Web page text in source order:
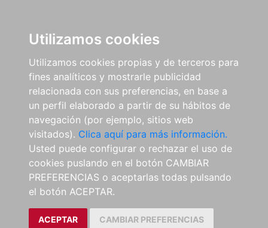
Utilizamos cookies
Utilizamos cookies propias y de terceros para
fines analíticos y mostrarle publicidad
relacionada con sus preferencias, en base a
un perfil elaborado a partir de su hábitos de
navegación (por ejemplo, sitios web
visitados). Clica aquí para más información.
Usted puede configurar o rechazar el uso de
cookies puslando en el botón CAMBIAR
PREFERENCIAS o aceptarlas todas pulsando
el botón ACEPTAR.
ACEPTAR CAMBIAR PREFERENCIAS